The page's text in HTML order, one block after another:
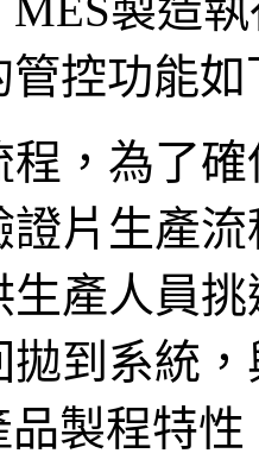
控功能
程，為了
片生產
產人員
拋到系統
品製程特